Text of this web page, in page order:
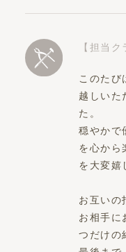
【担当
このたび
越しいた
た。
穏やかで
を心から
を大変嬉
お互いの
お相手に
つだけの